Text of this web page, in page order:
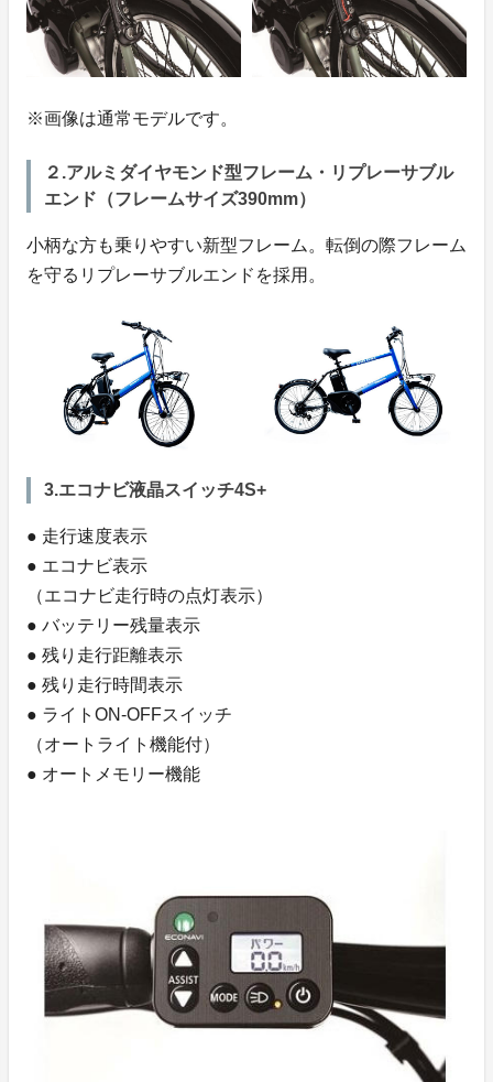
※画像は通常モデルです。
２.アルミダイヤモンド型フレーム・リプレーサブル
エンド（フレームサイズ390mm）
小柄な方も乗りやすい新型フレーム。転倒の際フレーム
を守るリプレーサブルエンドを採用。
3.エコナビ液晶スイッチ4S+
● 走行速度表示
● エコナビ表示
（エコナビ走行時の点灯表示）
● バッテリー残量表示
● 残り走行距離表示
● 残り走行時間表示
● ライトON-OFFスイッチ
（オートライト機能付）
● オートメモリー機能